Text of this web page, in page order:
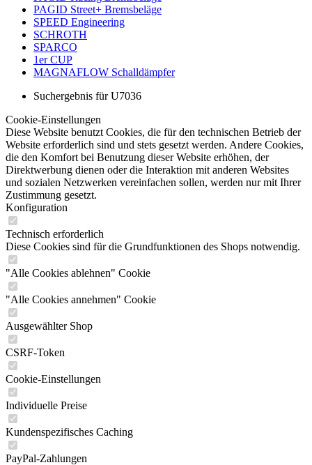
PAGID Street+ Bremsbeläge
SPEED Engineering
SCHROTH
SPARCO
1er CUP
MAGNAFLOW Schalldämpfer
Suchergebnis für U7036
Cookie-Einstellungen
Diese Website benutzt Cookies, die für den technischen Betrieb der
Website erforderlich sind und stets gesetzt werden. Andere Cookies,
die den Komfort bei Benutzung dieser Website erhöhen, der
Direktwerbung dienen oder die Interaktion mit anderen Websites
und sozialen Netzwerken vereinfachen sollen, werden nur mit Ihrer
Zustimmung gesetzt.
Konfiguration
Technisch erforderlich
Diese Cookies sind für die Grundfunktionen des Shops notwendig.
"Alle Cookies ablehnen" Cookie
"Alle Cookies annehmen" Cookie
Ausgewählter Shop
CSRF-Token
Cookie-Einstellungen
Individuelle Preise
Kundenspezifisches Caching
PayPal-Zahlungen